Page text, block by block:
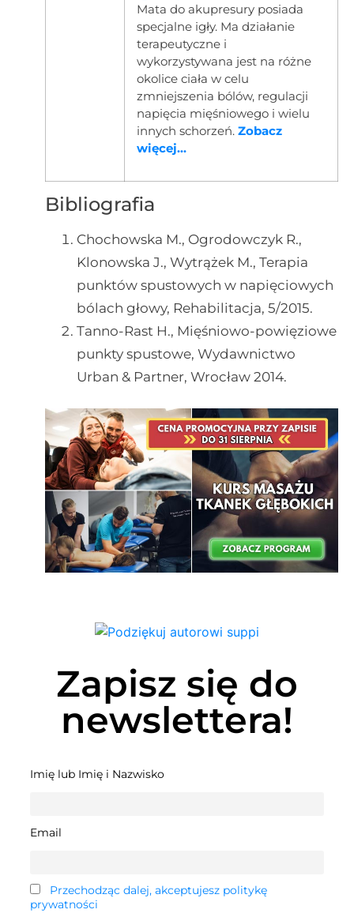
Mata do akupresury posiada
specjalne igły. Ma działanie
terapeutyczne i
wykorzystywana jest na różne
okolice ciała w celu
zmniejszenia bólów, regulacji
napięcia mięśniowego i wielu
innych schorzeń. Zobacz
więcej...
Bibliografia
Chochowska M., Ogrodowczyk R.,
Klonowska J., Wytrążek M., Terapia
punktów spustowych w napięciowych
bólach głowy, Rehabilitacja, 5/2015.
Tanno-Rast H., Mięśniowo-powięziowe
punkty spustowe, Wydawnictwo
Urban & Partner, Wrocław 2014.
Zapisz się do
newslettera!
Imię lub Imię i Nazwisko
Email
Przechodząc dalej, akceptujesz politykę
prywatności